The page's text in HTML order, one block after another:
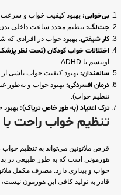
بی‌خوابی: بهبود کیفیت خواب و سرعت
جت‌لگ: تنظیم مجدد ساعت داخلی
کار شیفتی: بهبود خواب در افرادی که
اختلالات خواب کودکان (تحت نظر
اوتیسم یا ADHD.
سالمندان: بهبود کیفیت خواب ناشی
درمان افسردگی: بهبود خواب و به‌طور
تنظیم خواب).
ترک اعتیاد (به طور خاص تریاک):
تنظیم خواب راحت
قرص ملاتونین می‌تواند به تنظیم
هورمونی است که به طور طبیعی در
خواب و بیداری دارد. مصرف مکمل
قادر به تولید کافی این هورمون نیست،